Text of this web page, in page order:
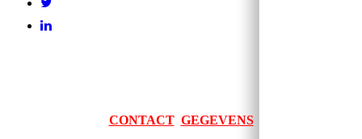
CONTACT GEGEVENS